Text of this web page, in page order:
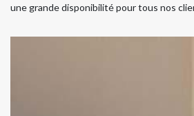
une grande disponibilité pour tous nos